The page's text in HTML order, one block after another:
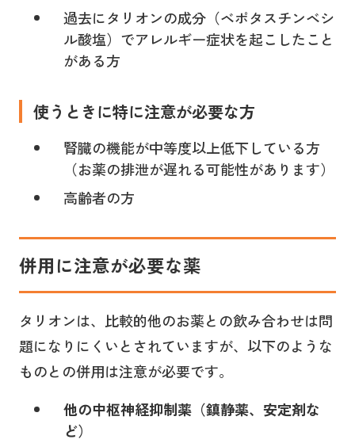
過去にタリオンの成分（ベポタスチンベシ
ル酸塩）でアレルギー症状を起こしたこと
がある方
使うときに特に注意が必要な方
腎臓の機能が中等度以上低下している方
（お薬の排泄が遅れる可能性があります）
高齢者の方
併用に注意が必要な薬
タリオンは、比較的他のお薬との飲み合わせは問
題になりにくいとされていますが、以下のような
ものとの併用は注意が必要です。
他の中枢神経抑制薬（鎮静薬、安定剤な
ど）